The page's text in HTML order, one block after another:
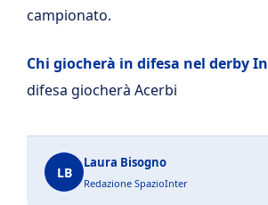
campionato.
Chi giocherà in difesa nel derby
difesa giocherà Acerbi
LB
Laura Bisogno
Redazione SpazioInter